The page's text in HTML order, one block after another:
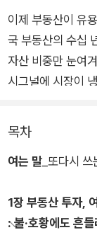
이제 부동산이 유
국 부동산의 수십
자산 비중만 눈여
시그널에 시장이
올라버렸는데, 어
인 가치투자자 찰
균으로 후퇴하겠
대중의 투자 열기
에서 ‘좋은 물건’
목차
여는 말 _또다시
1장 부동산 투자,
: 불·호황에도 흔